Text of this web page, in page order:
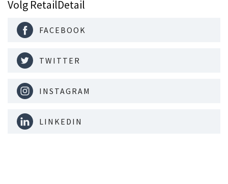
Volg RetailDetail
FACEBOOK
TWITTER
INSTAGRAM
LINKEDIN